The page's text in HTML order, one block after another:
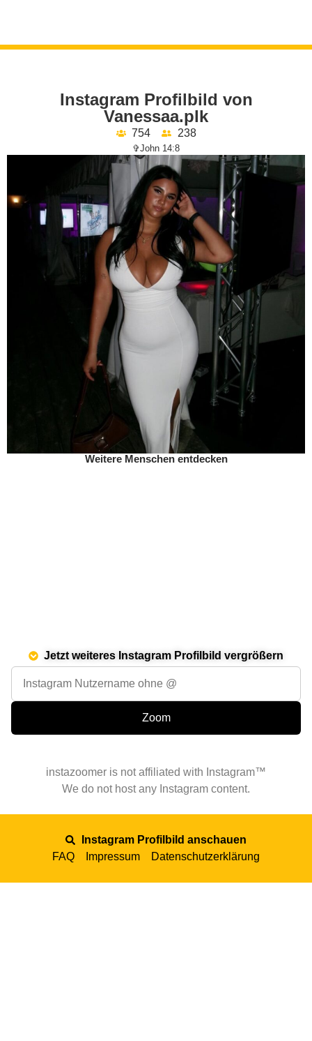
Instagram Profilbild von
Vanessaa.plk
754 238
✞John 14:8
Weitere Menschen entdecken
Jetzt weiteres Instagram Profilbild vergrößern
instazoomer is not affiliated with Instagram™
We do not host any Instagram content.
Instagram Profilbild anschauen
FAQ
Impressum Datenschutzerklärung